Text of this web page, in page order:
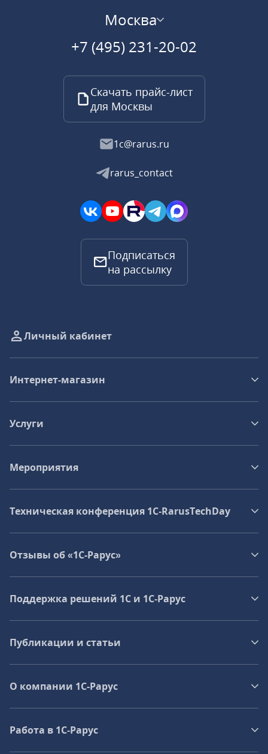
Москва
+7 (495) 231-20-02
Скачать прайс-лист
для Москвы
1c@rarus.ru
rarus_contact
Подписаться
на рассылку
Личный кабинет
Интернет-магазин
Услуги
Мероприятия
Техническая конференция 1C‑RarusTechDay
Отзывы об «1С-Рарус»
Поддержка решений 1С и 1С‑Рарус
Публикации и статьи
О компании 1C-Рарус
Работа в 1С‑Рарус